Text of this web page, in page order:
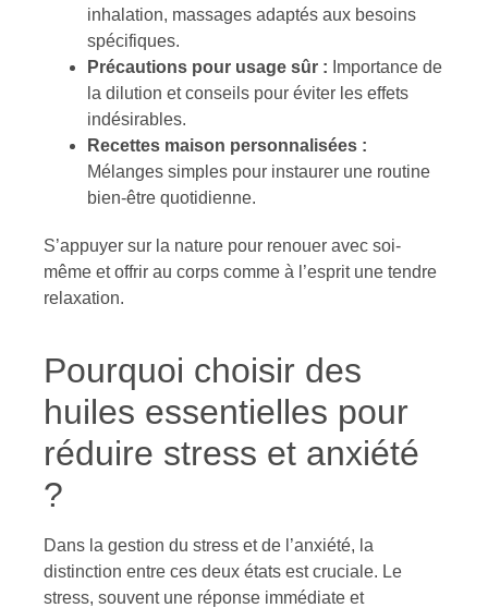
inhalation, massages adaptés aux besoins
spécifiques.
Précautions pour usage sûr : Importance de
la dilution et conseils pour éviter les effets
indésirables.
Recettes maison personnalisées :
Mélanges simples pour instaurer une routine
bien-être quotidienne.
S’appuyer sur la nature pour renouer avec soi-
même et offrir au corps comme à l’esprit une tendre
relaxation.
Pourquoi choisir des
huiles essentielles pour
réduire stress et anxiété
?
Dans la gestion du stress et de l’anxiété, la
distinction entre ces deux états est cruciale. Le
stress, souvent une réponse immédiate et